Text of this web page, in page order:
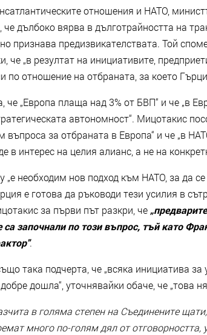
отношения и НАТО,
че дълбоко вярва в дълготрайността на
признава предизвикателствата. Той
че „в резултат на инициативите,
по отношение на отбраната, за което
че „Европа плаща над 3% от БВП“ и че „в
автономност“. Мицотакис
въпроса за отбраната в Европа“ и че „в
в интерес на целия алианс, а не на
„е необходим нов подход към НАТО, за да
е готова да ръководи тези усилия в
за първи път разкри, че
започнали по този въпрос, тъй като
.
така подчерта, че „всяка инициатива за
дошла“, уточнявайки обаче, че „това
в голяма степен на Съединените
много по-голям дял от отговорността,